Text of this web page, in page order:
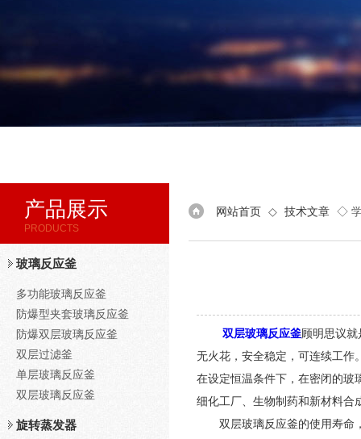
网站首页 ◇ 技术文章 ◇ 学
双层玻璃反应釜顾明思议
无火花，安全稳定，可连续工作
在设定恒温条件下，在密闭的玻
细化工厂、生物制药和新材料合
双层玻璃反应釜的使用寿命，
产品展示
PRODUCTS
玻璃反应釜
多功能玻璃反应釜
防爆型夹套玻璃反应釜
防爆双层玻璃反应釜
双层过滤釜
单层玻璃反应釜
双层玻璃反应釜
旋转蒸发器